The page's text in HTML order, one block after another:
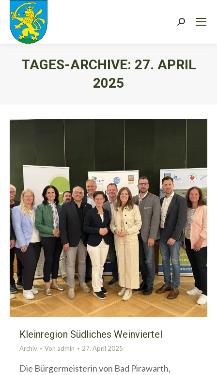
Search:
TAGES-ARCHIVE: 27. APRIL
2025
Kleinregion Südliches Weinviertel
Archiv Von admin 27. April 2025
Die Bürgermeisterin von Bad Pirawarth,